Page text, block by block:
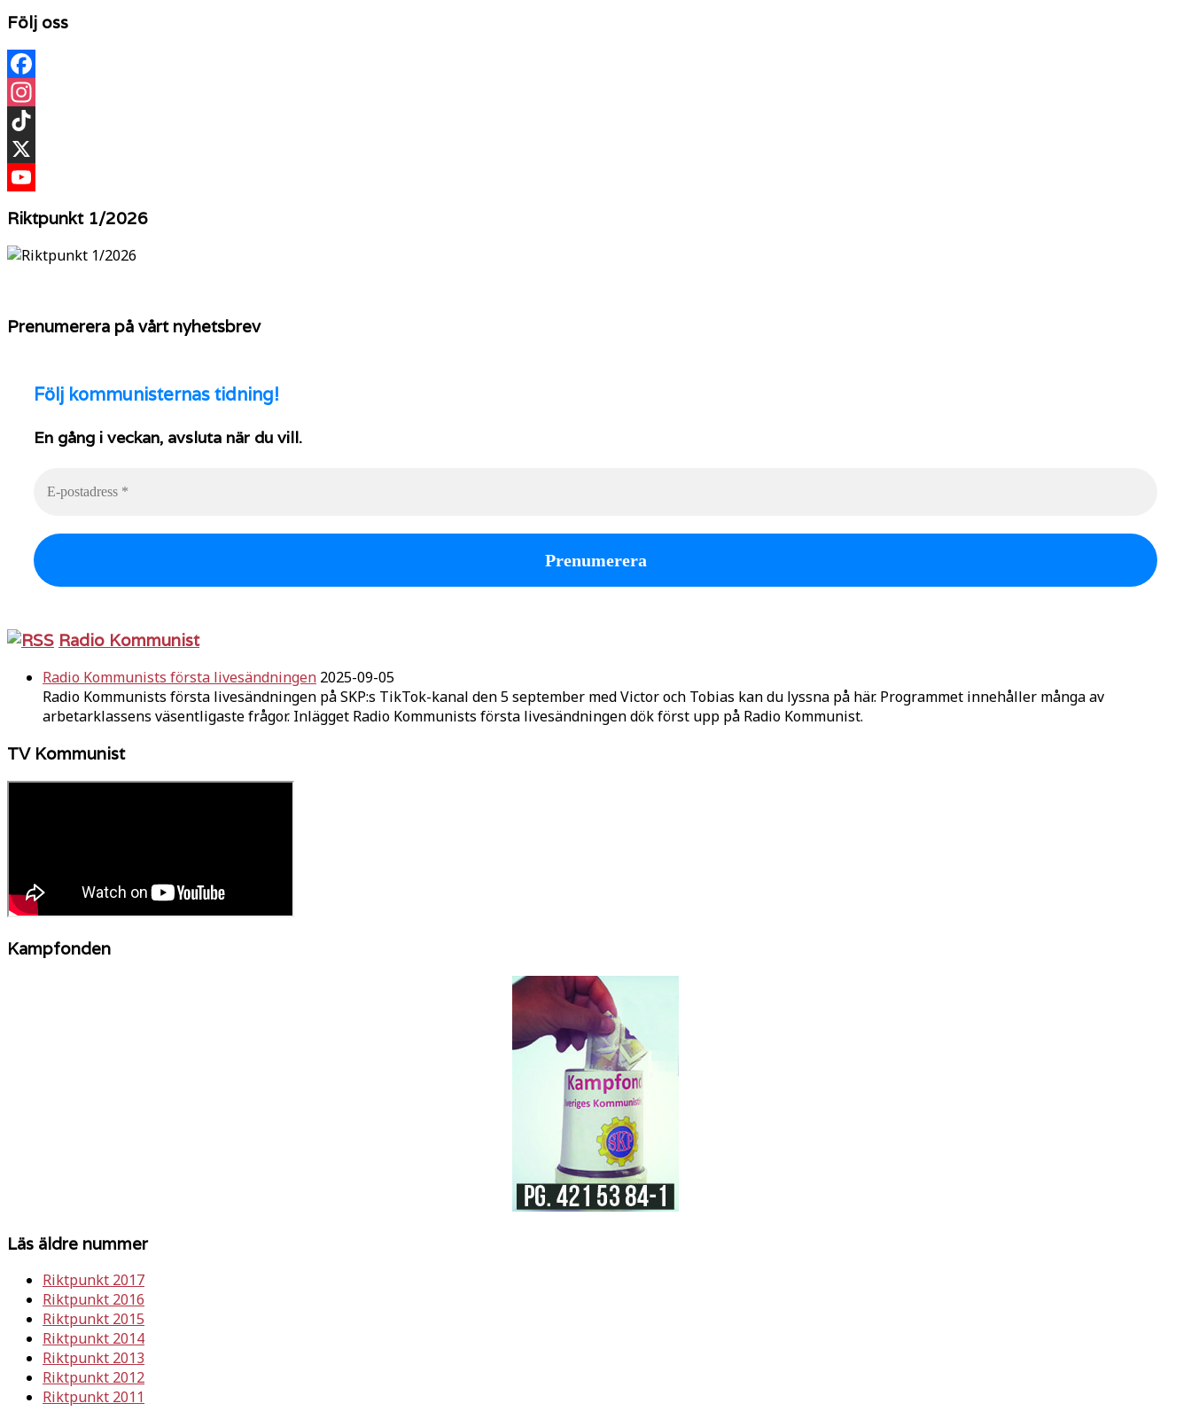
Följ oss
Facebook
Instagram
TikTok
X
Riktpunkt 1/2026
Prenumerera på vårt nyhetsbrev
Följ kommunisternas tidning!
En gång i veckan, avsluta när du vill.
Radio Kommunist
Radio Kommunists första livesändningen 2025-09-05
Radio Kommunists första livesändningen på SKP:s TikTok-kanal den 5 september med Victor och Tobias kan du lyssna på här. Programmet innehåller många av
arbetarklassens väsentligaste frågor. Inlägget Radio Kommunists första livesändningen dök först upp på Radio Kommunist.
TV Kommunist
Kampfonden
Läs äldre nummer
Riktpunkt 2017
Riktpunkt 2016
Riktpunkt 2015
Riktpunkt 2014
Riktpunkt 2013
Riktpunkt 2012
Riktpunkt 2011